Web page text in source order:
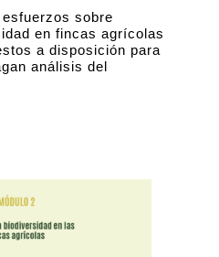
sobre
en fincas agrícolas
a disposición para
análisis del